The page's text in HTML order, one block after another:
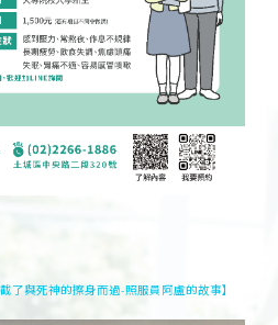
了與死神的擦身而過-照服員阿盧的故事】